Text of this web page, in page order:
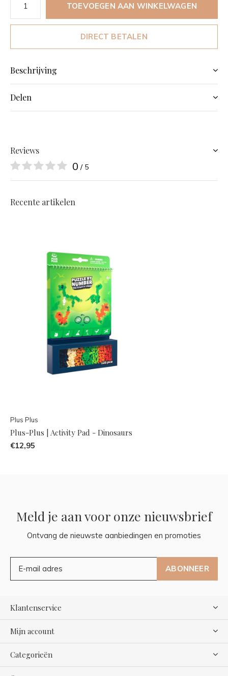
TOEVOEGEN AAN WINKELWAGEN
DIRECT BETALEN
Beschrijving
Delen
Reviews
0 / 5
Recente artikelen
Plus Plus
Plus-Plus | Activity Pad - Dinosaurs
€12,95
Meld je aan voor onze nieuwsbrief
Ontvang de nieuwste aanbiedingen en promoties
ABONNEER
Klantenservice
Mijn account
Categorieën